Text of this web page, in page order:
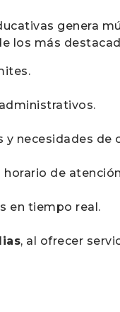
genera
los más
y necesidades de
de
en tiempo real.
, al ofrecer